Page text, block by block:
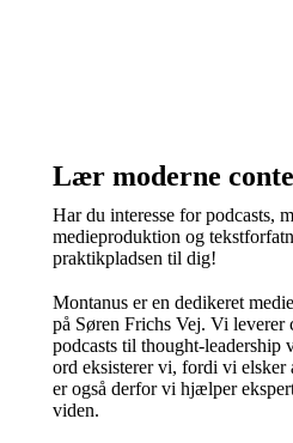
Lær moderne
Har du interesse for podcasts,
medieproduktion og
praktikpladsen til dig!
Montanus er en dedikeret
på Søren Frichs Vej. Vi leverer
podcasts til thought-leadership
ord eksisterer vi, fordi vi elsker
er også derfor vi hjælper
viden.